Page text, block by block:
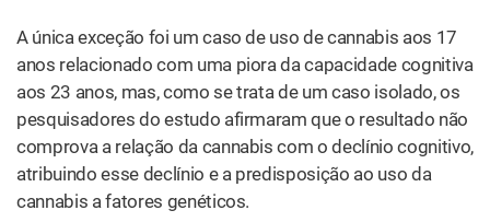
A única exceção foi um caso de uso de cannabis aos 17
anos relacionado com uma piora da capacidade cognitiva
aos 23 anos, mas, como se trata de um caso isolado, os
pesquisadores do estudo afirmaram que o resultado não
comprova a relação da cannabis com o declínio cognitivo,
atribuindo esse declínio e a predisposição ao uso da
cannabis a fatores genéticos.